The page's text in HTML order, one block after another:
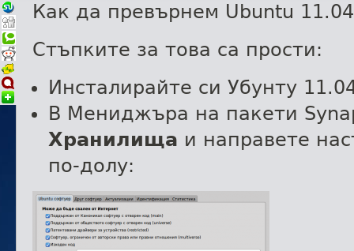
Как да превърнем Ubuntu
Стъпките за това са прости:
Инсталирайте си Убунту
В Мениджъра на пакети
Хранилища и направете
по-долу: